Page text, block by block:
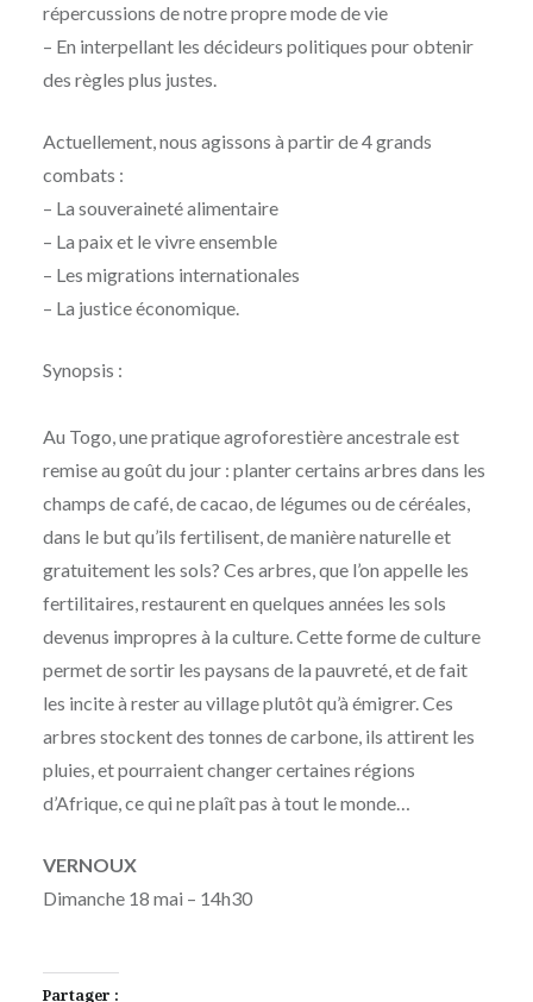
répercussions de notre propre mode de vie
– En interpellant les décideurs politiques pour obtenir
des règles plus justes.
Actuellement, nous agissons à partir de 4 grands
combats :
– La souveraineté alimentaire
– La paix et le vivre ensemble
– Les migrations internationales
– La justice économique.
Synopsis :
Au Togo, une pratique agroforestière ancestrale est
remise au goût du jour : planter certains arbres dans les
champs de café, de cacao, de légumes ou de céréales,
dans le but qu’ils fertilisent, de manière naturelle et
gratuitement les sols? Ces arbres, que l’on appelle les
fertilitaires, restaurent en quelques années les sols
devenus impropres à la culture. Cette forme de culture
permet de sortir les paysans de la pauvreté, et de fait
les incite à rester au village plutôt qu’à émigrer. Ces
arbres stockent des tonnes de carbone, ils attirent les
pluies, et pourraient changer certaines régions
d’Afrique, ce qui ne plaît pas à tout le monde…
VERNOUX
Dimanche 18 mai – 14h30
Partager :